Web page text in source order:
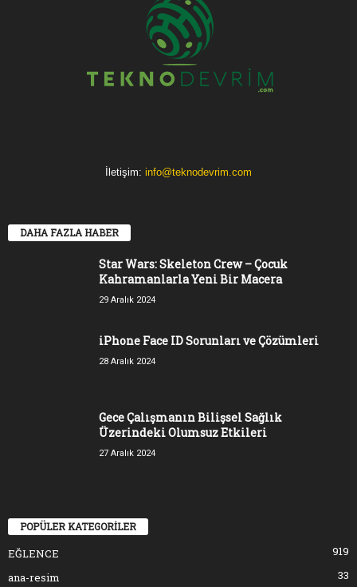
İletişim: info@teknodevrim.com
DAHA FAZLA HABER
Star Wars: Skeleton Crew – Çocuk
Kahramanlarla Yeni Bir Macera
29 Aralık 2024
iPhone Face ID Sorunları ve Çözümleri
28 Aralık 2024
Gece Çalışmanın Bilişsel Sağlık
Üzerindeki Olumsuz Etkileri
27 Aralık 2024
POPÜLER KATEGORİLER
EĞLENCE
919
ana-resim
33